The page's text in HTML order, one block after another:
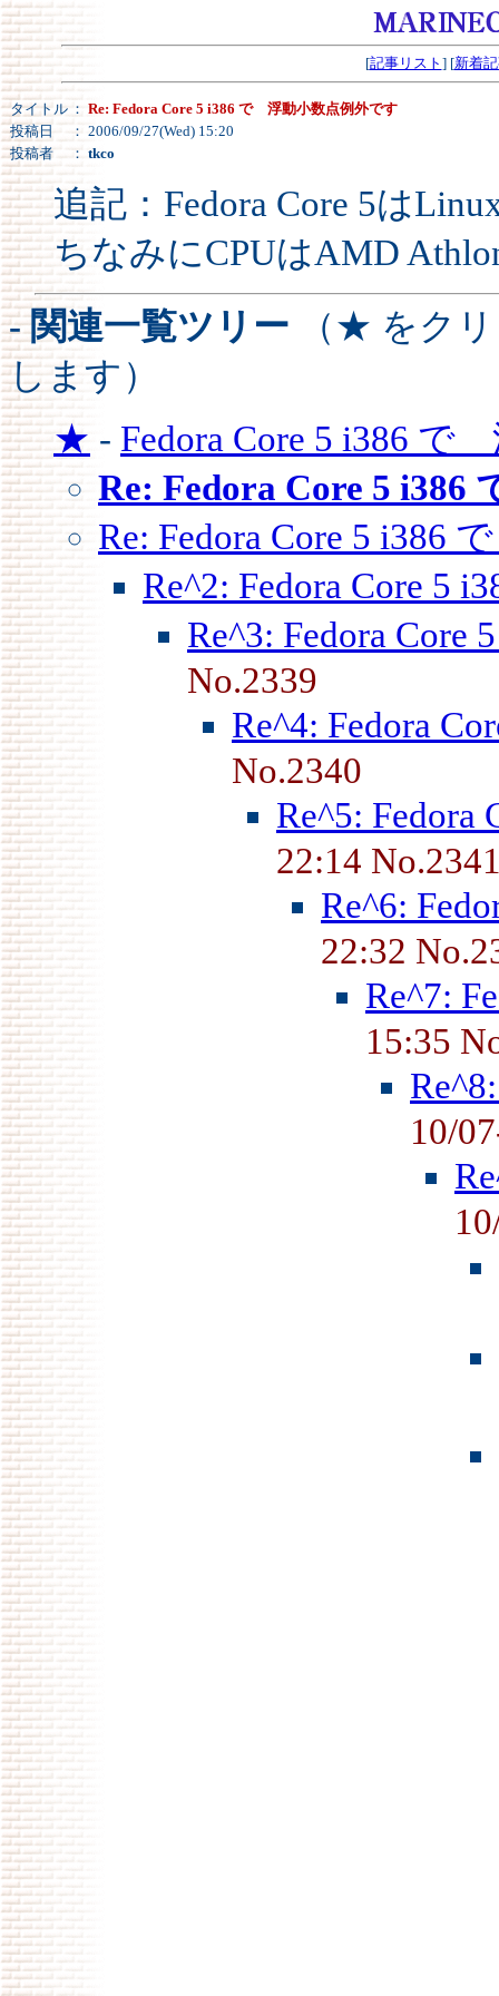
[記事リスト ] [新着
タイトル ： Re: Fedora Core 5 i386 で 浮動小数点例外です
投稿日
： 2006/09/27(Wed) 15:20
投稿者
： tkco
追記：Fedora Core 5は
ちなみにCPUはAMD
- 関連一覧ツリー （★ をク
します）
★ - Fedora Core 5 i386 で
Re: Fedora Core 5 i386
Re: Fedora Core 5 i386
Re^2: Fedora Core 5
Re^3: Fedora
No.2339
Re^4: Fedora
No.2340
Re^5:
22:14
Re^6:
22:32
Re^7:
15:35
10/